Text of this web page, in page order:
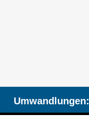
Umwandlungen: